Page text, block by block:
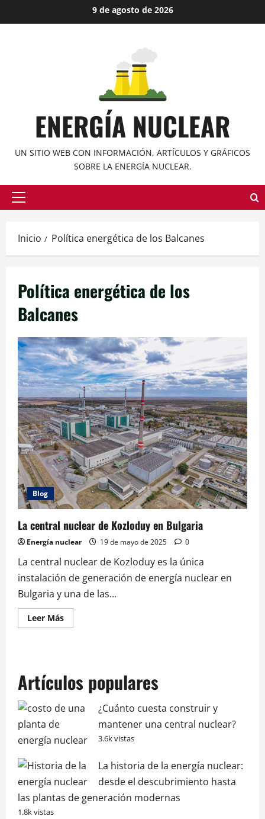
al
9 de agosto de 2026
ENERGÍA NUCLEAR
UN SITIO WEB CON INFORMACIÓN, ARTÍCULOS Y GRÁFICOS
SOBRE LA ENERGÍA NUCLEAR.
Menú
Inicio Política energética de los Balcanes
Política energética de los
Balcanes
Blog
La central nuclear de Kozloduy en Bulgaria
Energía nuclear 19 de mayo de 2025 0
La central nuclear de Kozloduy es la única
instalación de generación de energía nuclear en
Bulgaria y una de las...
Leer MásLeer
más
του
Κοζλοντούι
(Kozloduy)
Βουλγαρίας
Artículos populares
¿Cuánto cuesta construir y
mantener una central nuclear?
3.6k vistas
La historia de la energía nuclear:
desde el descubrimiento hasta
las plantas de generación modernas
1.8k vistas